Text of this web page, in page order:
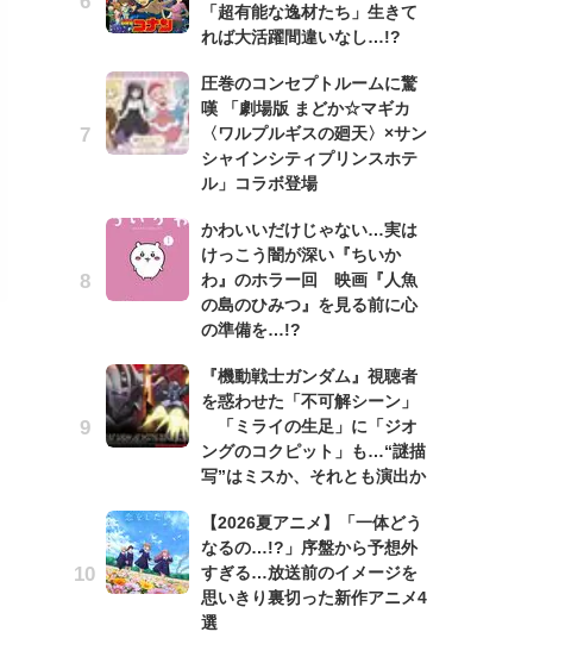
「超有能な逸材たち」生きて
れば大活躍間違いなし…!?
圧巻のコンセプトルームに驚
嘆 「劇場版 まどか☆マギカ
〈ワルプルギスの廻天〉×サン
シャインシティプリンスホテ
ル」コラボ登場
かわいいだけじゃない…実は
けっこう闇が深い『ちいか
わ』のホラー回 映画『人魚
の島のひみつ』を見る前に心
の準備を…!?
『機動戦士ガンダム』視聴者
を惑わせた「不可解シーン」
「ミライの生足」に「ジオ
ングのコクピット」も…“謎描
写”はミスか、それとも演出か
【2026夏アニメ】「一体どう
なるの…!?」序盤から予想外
すぎる…放送前のイメージを
思いきり裏切った新作アニメ4
選